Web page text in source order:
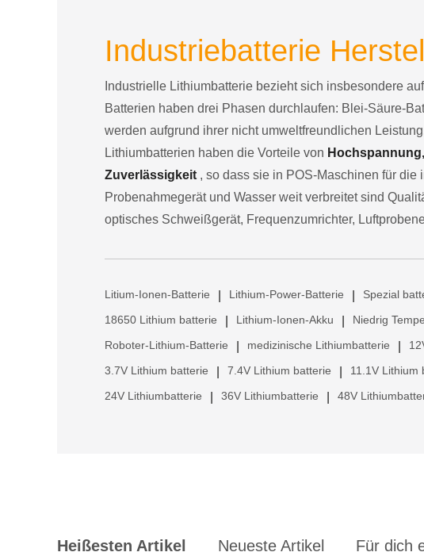
Industriebatterie
Industrielle Lithiumbatterie bezieht sich insbesondere
Batterien haben drei Phasen durchlaufen: Blei-Säure-
werden aufgrund ihrer nicht umweltfreundlichen
Lithiumbatterien haben die Vorteile von
Zuverlässigkeit , so dass sie in POS-Maschinen für die
Probenahmegerät und Wasser weit verbreitet sind
optisches Schweißgerät, Frequenzumrichter,
Litium-Ionen-Batterie Lithium-Power-Batterie Spezial
18650 Lithium batterie Lithium-Ionen-Akku Niedrig
Roboter-Lithium-Batterie medizinische Lithiumbatterie
3.7V Lithium batterie 7.4V Lithium batterie 11.1V Lithium
24V Lithiumbatterie 36V Lithiumbatterie 48V
Heißesten Artikel Neueste Artikel Für dich